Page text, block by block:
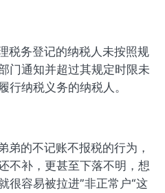
税务登记的纳税人未按照规
门通知并超过其规定时限未
行纳税义务的纳税人。
弟的不记账不报税的行为，
不补，更甚至下落不明，想
很容易被拉进”非正常户“这